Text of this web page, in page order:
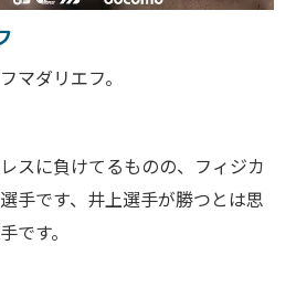
マダリエフ。
スに負けてるものの、フィジカ
手です、井上選手が勝つとは思
です。